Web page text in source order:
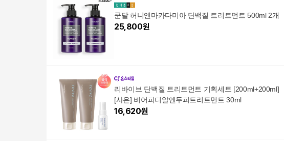
쿤달 허니앤마카다미아 단백질 트리트먼트 500ml 2개
25,800원
리바이브 단백질 트리트먼트 기획세트 [200ml+200ml]
[사은] 비어피디알엔두피트리트먼트 30ml
16,620원